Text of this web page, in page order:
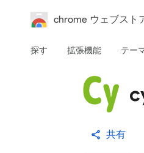
chrome ウェブスト
探す 拡張機能 テー
共有